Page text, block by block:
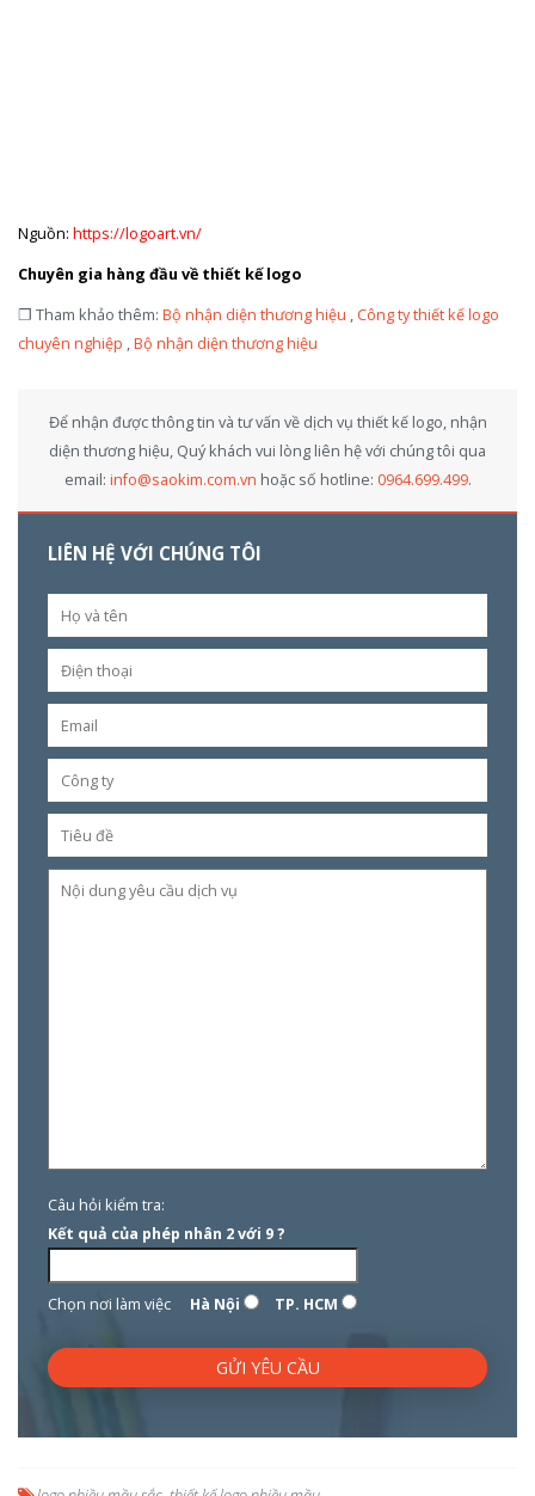
Nguồn: https://logoart.vn/
Chuyên gia hàng đầu về thiết kế logo
❐ Tham khảo thêm: Bộ nhận diện thương hiệu , Công ty thiết kế logo
chuyên nghiệp ,Bộ nhận diện thương hiệu
Để nhận được thông tin và tư vấn về dịch vụ thiết kế logo, nhận
diện thương hiệu, Quý khách vui lòng liên hệ với chúng tôi qua
email: info@saokim.com.vn hoặc số hotline: 0964.699.499.
LIÊN HỆ VỚI CHÚNG TÔI
Câu hỏi kiểm tra:
Kết quả của phép nhân 2 với 9 ?
Chọn nơi làm việc Hà Nội TP. HCM